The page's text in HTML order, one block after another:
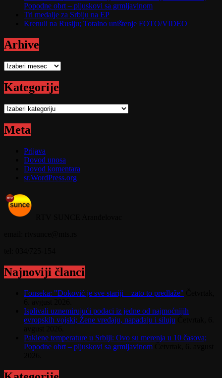
Popodne obrt – pljuskovi sa grmljavinom
Tri medalje za Srbiju na EP
Krenuli na Rusiju; Totalno uništenje FOTO/VIDEO
Arhive
Arhive
Kategorije
Kategorije
Meta
Prijava
Dovod unosa
Dovod komentara
sr.WordPress.org
Najnoviji članci
Fonseka: "Đoković je sve stariji – zato to predlaže"
Isplivali uznemirujući podaci iz jedne od najmoćnijih
evropskih vojski; Žene vređaju, napadaju i siluju
Paklene temperature u Srbiji: Ovo su merenja u 10 časova;
Popodne obrt – pljuskovi sa grmljavinom